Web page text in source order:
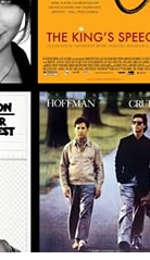
Tunggu
Agung
Ganti Rugi